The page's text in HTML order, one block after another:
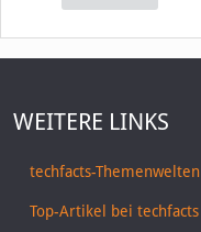
WEITERE LINKS
techfacts-Themenwelten
Top-Artikel bei techfacts